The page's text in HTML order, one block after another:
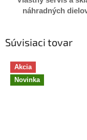
náhradných
Súvisiaci tovar
Akcia
Novinka